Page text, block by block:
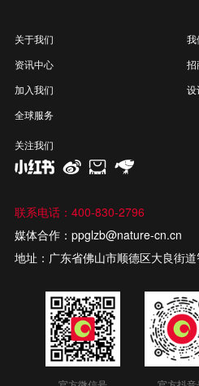
关于我们
我
资讯中心
招
加入我们
设
全球服务
关注我们
联系电话：400-830-2796
媒体合作：ppglzb@nature-cn.cn
地址：广东省佛山市顺德区大良街